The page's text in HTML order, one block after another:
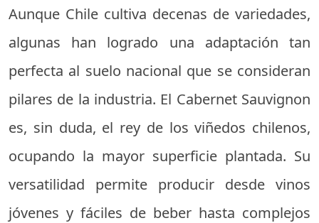
Aunque Chile cultiva decenas de variedades,
algunas han logrado una adaptación tan
perfecta al suelo nacional que se consideran
pilares de la industria. El Cabernet Sauvignon
es, sin duda, el rey de los viñedos chilenos,
ocupando la mayor superficie plantada. Su
versatilidad permite producir desde vinos
jóvenes y fáciles de beber hasta complejos